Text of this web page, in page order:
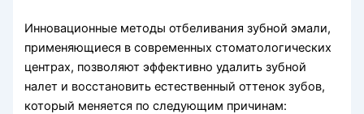
Инновационные методы отбеливания зубной эмали,
применяющиеся в современных стоматологических
центрах, позволяют эффективно удалить зубной
налет и восстановить естественный оттенок зубов,
который меняется по следующим причинам: